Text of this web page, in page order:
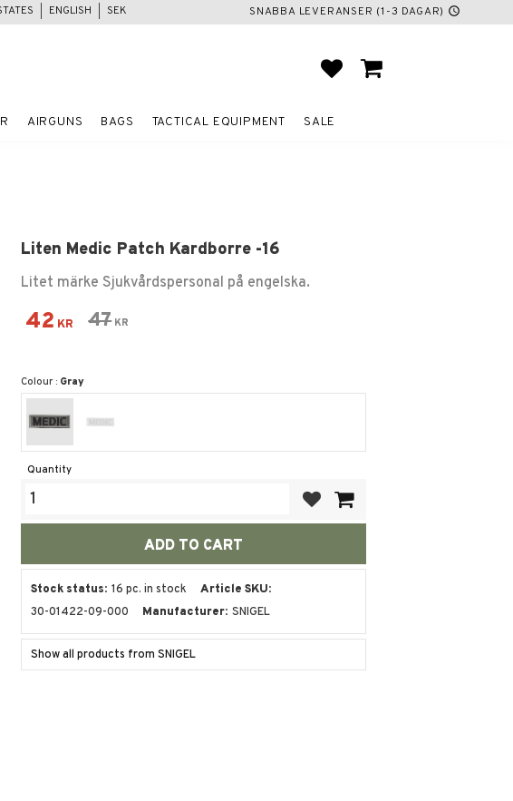
SNABBA LEVERANSER (1-3 DAGAR) schedule
ENGLISH SEK
FAVORITES
BASKET
AIRGUNS BAGS TACTICAL EQUIPMENT SALE
Liten Medic Patch Kardborre -16
Litet märke Sjukvårdspersonal på engelska.
Reduced price:
42 KR Original price:
47KR
Colour : Gray
Quantity
Stock status 16 pc. in stock
Article SKU
30-01422-09-000
Manufacturer SNIGEL
Show all products from SNIGEL